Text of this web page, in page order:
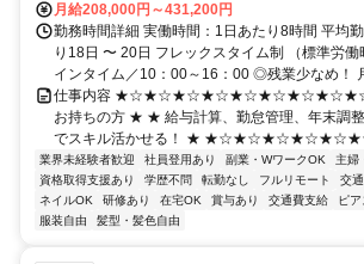
月給208,000円～431,200円
勤務時間詳細 実働時間：1日あたり8時間 平均
り18日 〜 20日 フレックスタイム制 （標準労
インタイム／10：00～16：00 ◎残業少なめ！
仕事内容 ★☆★☆★☆★☆★☆★☆★☆★☆★☆ ☆
お持ちの方 ★ ★ 給与計算、勤怠管理、年末調
でスキル活かせる！ ★
業界未経験者歓迎 社員登用あり 副業・WワークOK
主婦
資格取得支援あり
学歴不問 転勤なし フルリモート 交
ネイルOK
研修あり 在宅OK 賞与あり 交通費支給 ピ
服装自由
髪型・髪色自由